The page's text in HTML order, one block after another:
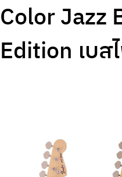
Color Jazz
Edition เบส